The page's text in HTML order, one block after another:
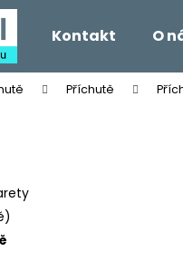
Kontakt O
Příchutě